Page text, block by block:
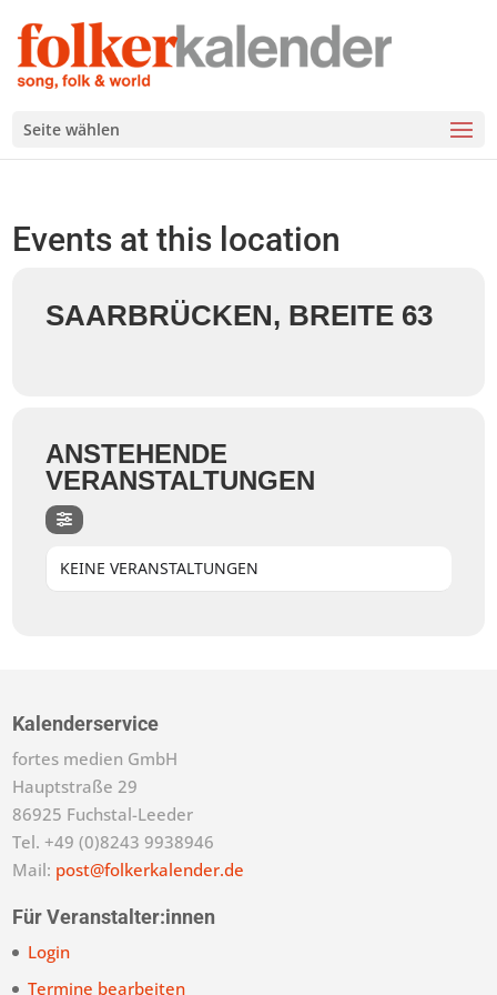
Seite wählen
Events at this location
SAARBRÜCKEN, BREITE 63
ANSTEHENDE
VERANSTALTUNGEN
KEINE VERANSTALTUNGEN
Kalenderservice
fortes medien GmbH
Hauptstraße 29
86925 Fuchstal-Leeder
Tel. +49 (0)8243 9938946
Mail: post@folkerkalender.de
Für Veranstalter:innen
Login
Termine bearbeiten